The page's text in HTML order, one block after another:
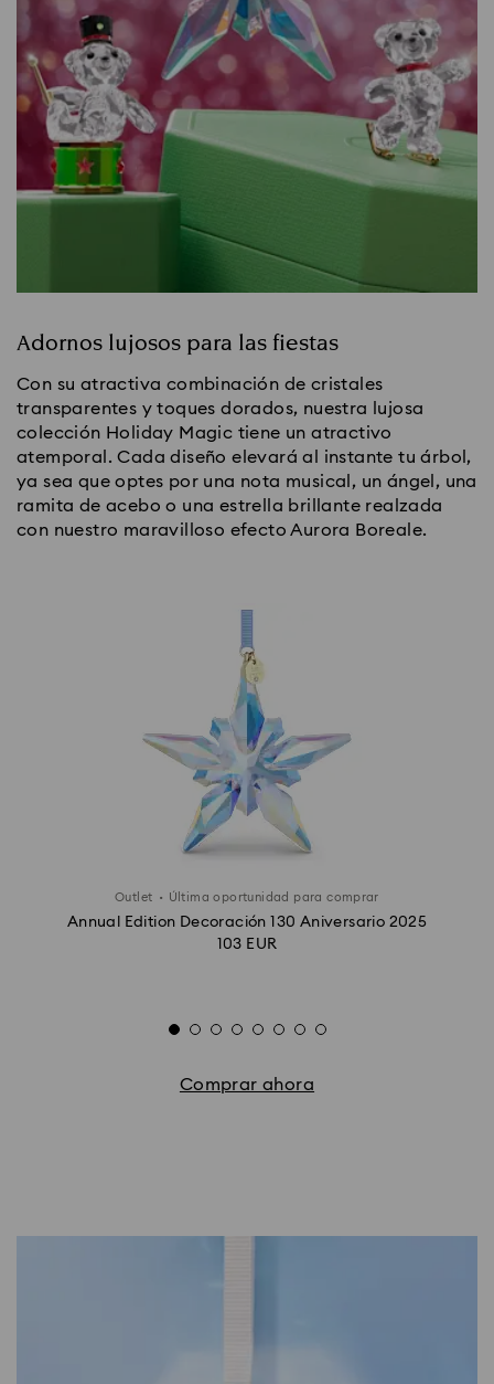
Adornos lujosos para las fiestas
Con su atractiva combinación de cristales
transparentes y toques dorados, nuestra lujosa
colección Holiday Magic tiene un atractivo
atemporal. Cada diseño elevará al instante tu árbol,
ya sea que optes por una nota musical, un ángel, una
ramita de acebo o una estrella brillante realzada
con nuestro maravilloso efecto Aurora Boreale.
Outlet · Última oportunidad para comprar
Annual Edition Decoración 130 Aniversario 2025
103 EUR
Comprar ahora